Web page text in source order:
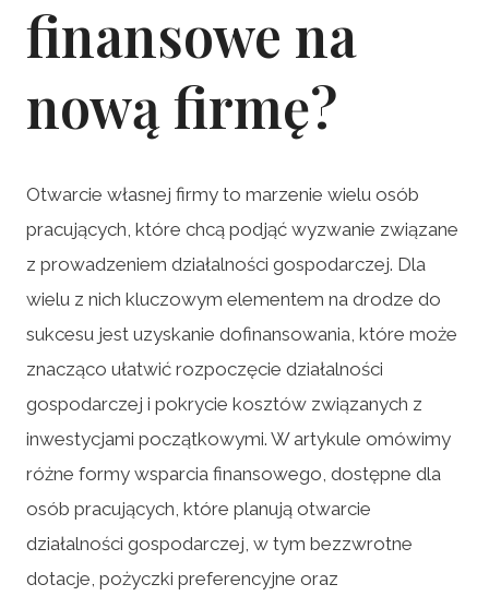
finansowe na
nową firmę?
Otwarcie własnej firmy to marzenie wielu osób
pracujących, które chcą podjąć wyzwanie związane
z prowadzeniem działalności gospodarczej. Dla
wielu z nich kluczowym elementem na drodze do
sukcesu jest uzyskanie dofinansowania, które może
znacząco ułatwić rozpoczęcie działalności
gospodarczej i pokrycie kosztów związanych z
inwestycjami początkowymi. W artykule omówimy
różne formy wsparcia finansowego, dostępne dla
osób pracujących, które planują otwarcie
działalności gospodarczej, w tym bezzwrotne
dotacje, pożyczki preferencyjne oraz